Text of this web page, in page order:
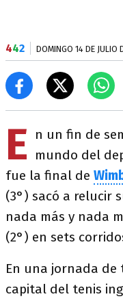
442 DOMINGO 14 DE JULIO
E
n un fin de
mundo del
fue la final de
(3°) sacó a relucir
nada más y nada
(2°) en sets
En una jornada
capital del tenis